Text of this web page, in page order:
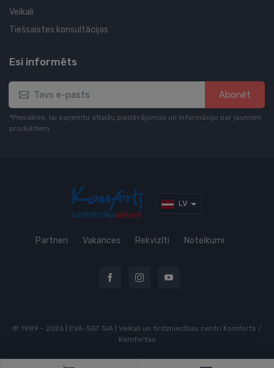
Veikali
Tiešsaistes konsultācijas
Esi informēts
Abonēt
*Piesakies, lai saņemtu atlaižu piedāvājumus un informāciju par jauniem
produktiem
LV
Partneri Vakances Rekvizīti Noteikumi
© 1989 - 2026 | EVA-SAT SIA | Veikali un tirdzniecības centri Komforts /
Komfortas